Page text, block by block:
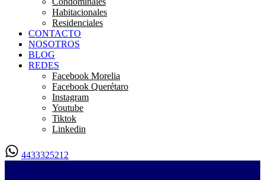
Habitacionales
Residenciales
CONTACTO
NOSOTROS
BLOG
REDES
Facebook Morelia
Facebook Querétaro
Instagram
Youtube
Tiktok
Linkedin
4433325212